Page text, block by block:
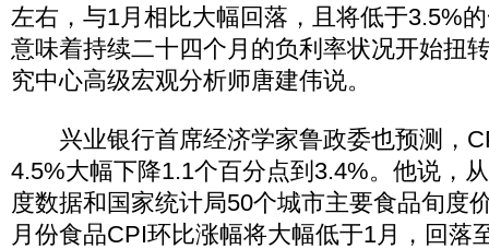
左右，与1月相比大幅回落，且将低于3.5%
意味着持续二十四个月的负利率状况开始扭
究中心高级宏观分析师唐建伟说。
兴业银行首席经济学家鲁政委也预测，
4.5%大幅下降1.1个百分点到3.4%。他说，
度数据和国家统计局50个城市主要食品旬度
月份食品CPI环比涨幅将大幅低于1月，回落